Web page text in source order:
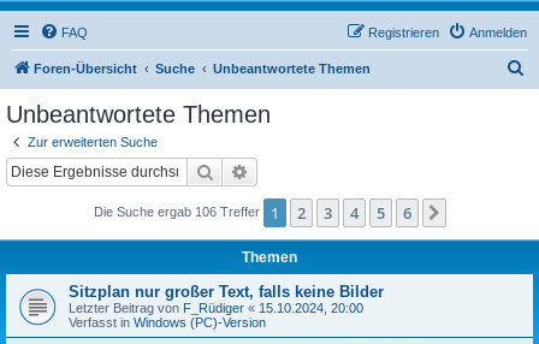
FAQ Anmelden
Registrieren
Foren-Übersicht Suche Unbeantwortete Themen
Unbeantwortete Themen
Zur erweiterten Suche
Suche
Die Suche ergab 106 Treffer 1 2 3 4 5 6
Themen
Sitzplan nur großer Text, falls keine Bilder
Letzter Beitrag von F_Rüdiger « 15.10.2024, 20:00
Verfasst in Windows (PC)-Version